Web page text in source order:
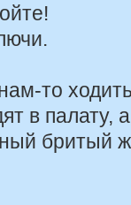
то
в палату,
бритый